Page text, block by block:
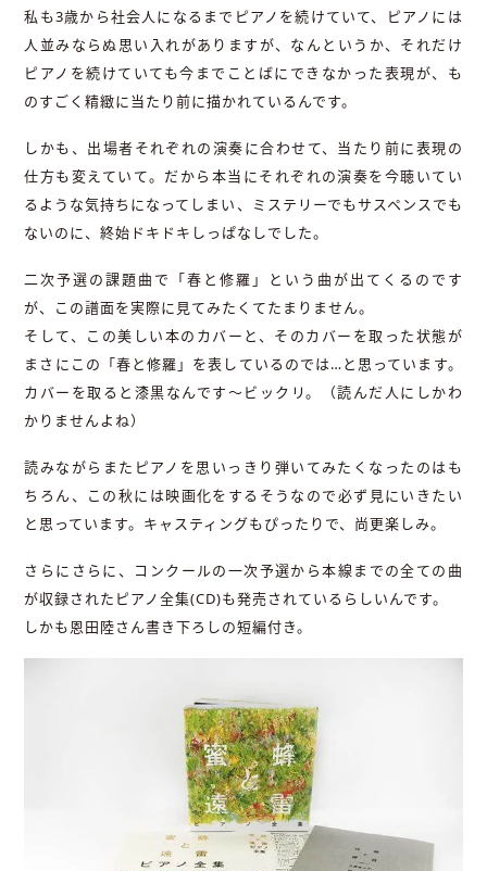
私も3歳から社会人になるまでピアノを続けていて、ピアノには
人並みならぬ思い入れがありますが、なんというか、それだけ
ピアノを続けていても今までことばにできなかった表現が、も
のすごく精緻に当たり前に描かれているんです。
しかも、出場者それぞれの演奏に合わせて、当たり前に表現の
仕方も変えていて。だから本当にそれぞれの演奏を今聴いてい
るような気持ちになってしまい、ミステリーでもサスペンスでも
ないのに、終始ドキドキしっぱなしでした。
二次予選の課題曲で「春と修羅」という曲が出てくるのです
が、この譜面を実際に見てみたくてたまりません。
そして、この美しい本のカバーと、そのカバーを取った状態が
まさにこの「春と修羅」を表しているのでは…と思っています。
カバーを取ると漆黒なんです〜ビックリ。（読んだ人にしかわ
かりませんよね）
読みながらまたピアノを思いっきり弾いてみたくなったのはも
ちろん、この秋には映画化をするそうなので必ず見にいきたい
と思っています。キャスティングもぴったりで、尚更楽しみ。
さらにさらに、コンクールの一次予選から本線までの全ての曲
が収録されたピアノ全集(CD)も発売されているらしいんです。
しかも恩田陸さん書き下ろしの短編付き。